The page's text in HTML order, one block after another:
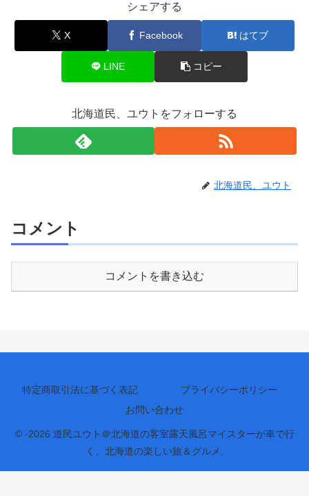
シェアする
X Facebook はてブ
LINE コピー
北海道民、ユウトをフォローする
北海道民、ユウト
コメント
コメントを書き込む
特定商取引法に基づく表記
プライバシーポリシー
お問い合わせ
© -2026 道民ユウト＠北海道の客室露天風呂マイスターが車で行
く、北海道の楽しい旅＆グルメ.